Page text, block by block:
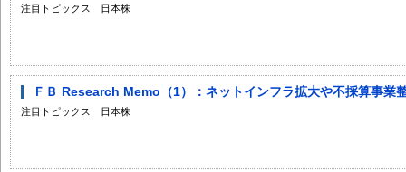
注目トピックス 日本株
ＦＢ Research Memo（1）：ネットインフラ拡大や不採算事業
注目トピックス 日本株